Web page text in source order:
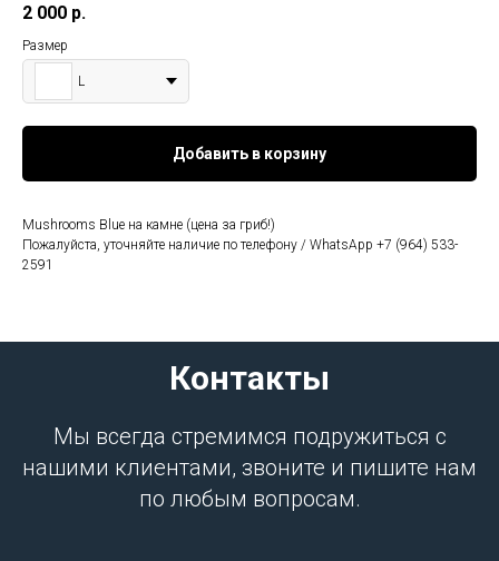
2 000 р.
Размер
L
Добавить в корзину
Mushrooms Blue на камне (цена за гриб!)
Пожалуйста, уточняйте наличие по телефону / WhatsApp +7 (964) 533-
2591
Контакты
Мы всегда стремимся подружиться с
нашими клиентами, звоните и пишите нам
по любым вопросам.